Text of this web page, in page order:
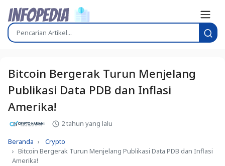
Bitcoin Bergerak Turun Menjelang
Publikasi Data PDB dan Inflasi
Amerika!
2 tahun yang lalu
Beranda
Crypto
Bitcoin Bergerak Turun Menjelang Publikasi Data PDB dan Inflasi
Amerika!